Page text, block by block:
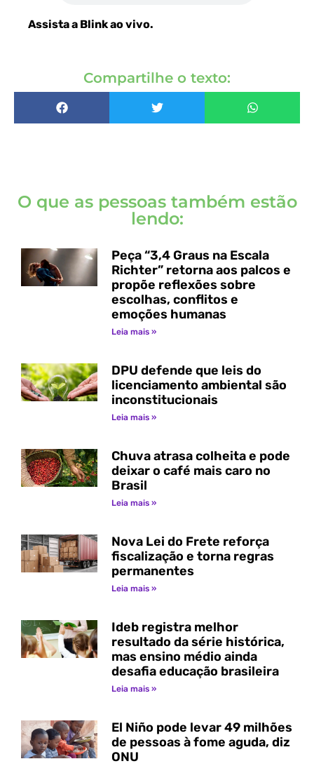
Assista a Blink ao vivo.
Compartilhe o texto:
O que as pessoas também estão
lendo:
Peça “3,4 Graus na Escala
Richter” retorna aos palcos e
propõe reflexões sobre
escolhas, conflitos e
emoções humanas
Leia mais »
DPU defende que leis do
licenciamento ambiental são
inconstitucionais
Leia mais »
Chuva atrasa colheita e pode
deixar o café mais caro no
Brasil
Leia mais »
Nova Lei do Frete reforça
fiscalização e torna regras
permanentes
Leia mais »
Ideb registra melhor
resultado da série histórica,
mas ensino médio ainda
desafia educação brasileira
Leia mais »
El Niño pode levar 49 milhões
de pessoas à fome aguda, diz
ONU